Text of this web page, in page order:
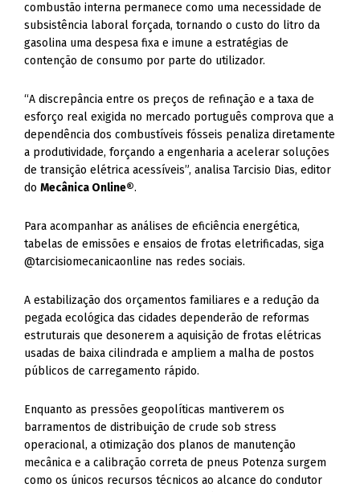
combustão interna permanece como uma necessidade de
subsistência laboral forçada, tornando o custo do litro da
gasolina uma despesa fixa e imune a estratégias de
contenção de consumo por parte do utilizador.
“A discrepância entre os preços de refinação e a taxa de
esforço real exigida no mercado português comprova que a
dependência dos combustíveis fósseis penaliza diretamente
a produtividade, forçando a engenharia a acelerar soluções
de transição elétrica acessíveis”, analisa Tarcisio Dias, editor
doMecânica Online®.
Para acompanhar as análises de eficiência energética,
tabelas de emissões e ensaios de frotas eletrificadas, siga
@tarcisiomecanicaonline nas redes sociais.
A estabilização dos orçamentos familiares e a redução da
pegada ecológica das cidades dependerão de reformas
estruturais que desonerem a aquisição de frotas elétricas
usadas de baixa cilindrada e ampliem a malha de postos
públicos de carregamento rápido.
Enquanto as pressões geopolíticas mantiverem os
barramentos de distribuição de crude sob stress
operacional, a otimização dos planos de manutenção
mecânica e a calibração correta de pneus Potenza surgem
como os únicos recursos técnicos ao alcance do condutor